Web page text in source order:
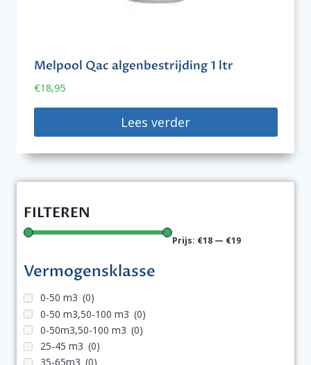
Melpool Qac algenbestrijding 1 ltr
€18,95
Lees verder
FILTEREN
Prijs: €18 — €19
Vermogensklasse
0-50 m3 (0)
0-50 m3,50-100 m3 (0)
0-50m3,50-100 m3 (0)
25-45 m3 (0)
35-65m3 (0)